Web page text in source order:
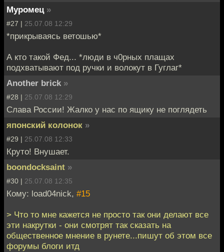
Муромец »
#27 | 25.07.08 12:29
*прикрываясь ветошью*
А кто такой Фед... *люди в ч0рных плащах
подхватывают под ручки и волокут в Гуглаг*
Another brick »
#28 | 25.07.08 12:29
Слава России! Жалко у нас по ящику не поглядеть
японский колонок »
#29 | 25.07.08 12:33
Круто! Внушает.
boondocksaint »
#30 | 25.07.08 12:35
Кому: load04nick, #15
> Что то мне кажется не просто так они делают все
эти накрутки - они смотрят так сказать на
общественное мнение в рунете...пишут об этом все
форумы блоги итд